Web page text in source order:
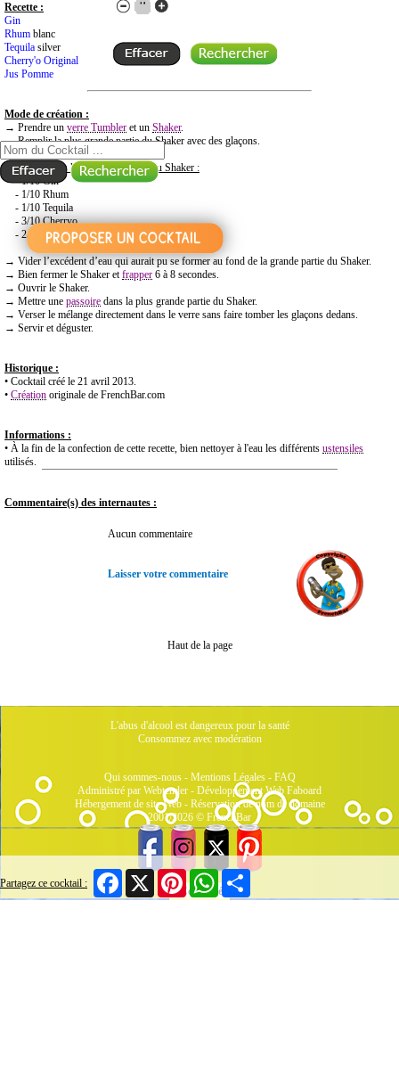
Partagez ce cocktail :
FacebookX Pinterest WhatsApp
Recette :
Gin
Rhum blanc
Tequila silver
Cherry'o Original
Jus Pomme
Mode de création :
→ Prendre un verre Tumbler et un Shaker.
→ Remplir la plus grande partie du Shaker avec des glaçons.
→Mettre dans la plus petite partie du Shaker :
- 1/10 Gin
- 1/10 Rhum
- 1/10 Tequila
- 3/10 Cherryo
- 2/10 Jus de Pomme
→ Vider l’excédent d’eau qui aurait pu se former au fond de la grande partie du Shaker.
→ Bien fermer le Shaker etfrapper 6 à 8 secondes.
→ Ouvrir le Shaker.
→ Mettre une passoire dans la plus grande partie du Shaker.
→ Verser le mélange directement dans le verre sans faire tomber les glaçons dedans.
→ Servir et déguster.
Historique :
• Cocktail créé le 21 avril 2013.
• Création originale de FrenchBar.com
Informations :
• À la fin de la confection de cette recette, bien nettoyer à l'eau les différents ustensiles
utilisés.
Commentaire(s) des internautes :
Aucun commentaire
Laisser votre commentaire
Haut de la page
L'abus d'alcool est dangereux pour la santé
Consommez avec modération
Qui sommes-nous- Mentions Légales- FAQ
Administré par Webtender - Développement Web Faboard
Hébergement de site Web- Réservation de nom de domaine
2001/2026 © FrenchBar
3 Connectés